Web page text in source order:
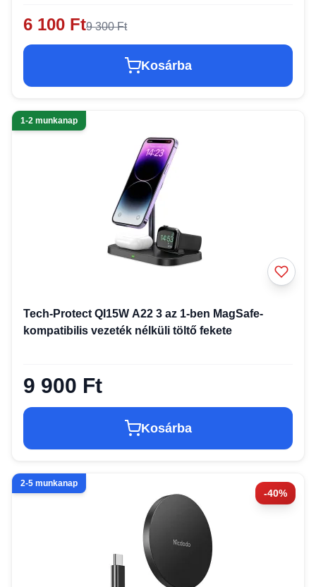
6 100 Ft9 300 Ft
Kosárba
1-2 munkanap
Tech-Protect QI15W A22 3 az 1-ben MagSafe-
kompatibilis vezeték nélküli töltő fekete
9 900 Ft
Kosárba
-40%
2-5 munkanap